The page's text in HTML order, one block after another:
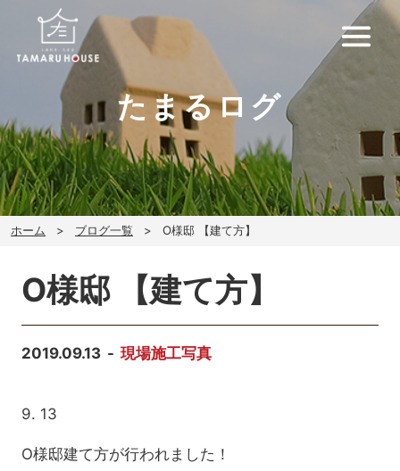
たまるログ
ホーム ブログ一覧 O様邸 【建て方】
O様邸 【建て方】
2019.09.13 現場施工写真
9. 13
O様邸建て方が行われました！